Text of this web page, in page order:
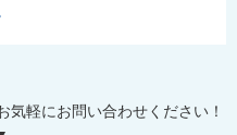
軽にお問い合わせください！